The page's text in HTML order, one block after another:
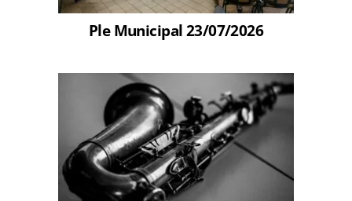
Ple Municipal 23/07/2026